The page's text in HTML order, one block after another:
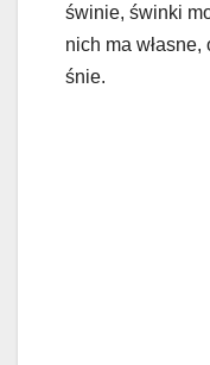
świnie, świnki
nich ma
śnie.